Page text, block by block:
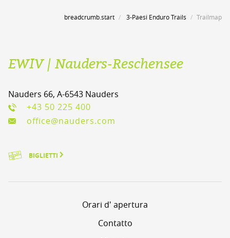
breadcrumb.start 3-Paesi Enduro Trails Trailmap
EWIV | Nauders-Reschensee
Nauders 66, A-6543 Nauders
+43 50 225 400
office@nauders.com
BIGLIETTI
Orari d' apertura
Contatto